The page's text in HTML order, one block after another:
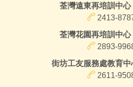
荃灣遠東再培訓中心
2413-
荃灣花園再培訓中心
2893-
街坊工友服務處教育中
2611-